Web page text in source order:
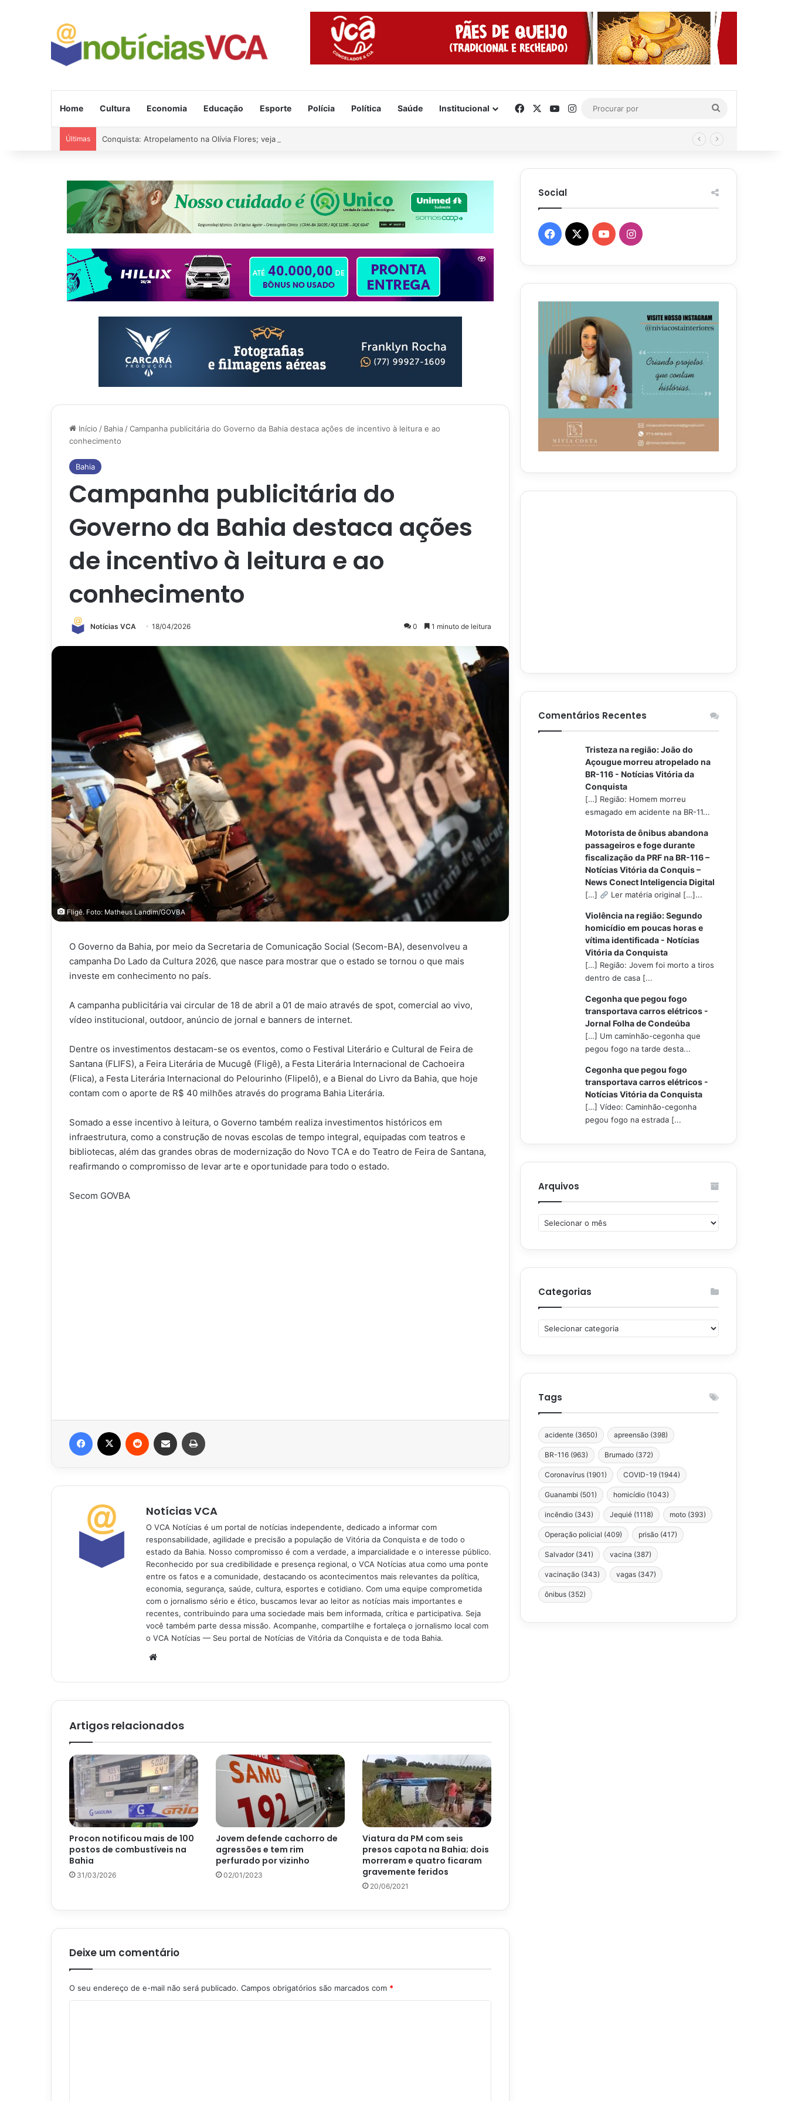
Home Cultura Economia Educação Esporte Polícia Política Saúde Institucional FacebookYouTube
Instagram
por
Últimas Conquista: Atropelamento na Olívia Flores; veja o vídeo
Início / Bahia /Campanha publicitária do Governo da Bahia destaca ações de incentivo à leitura e ao
conhecimento
Bahia
Campanha publicitária do
Governo da Bahia destaca ações
de incentivo à leitura e ao
conhecimento
Notícias VCA 18/04/2026 0 1 minuto de leitura
Fligê. Foto: Matheus Landim/GOVBA
O Governo da Bahia, por meio da Secretaria de Comunicação Social (Secom-BA), desenvolveu a
campanha Do Lado da Cultura 2026, que nasce para mostrar que o estado se tornou o que mais
investe em conhecimento no país.
A campanha publicitária vai circular de 18 de abril a 01 de maio através de spot, comercial ao vivo,
vídeo institucional, outdoor, anúncio de jornal e banners de internet.
Dentre os investimentos destacam-se os eventos, como o Festival Literário e Cultural de Feira de
Santana (FLIFS), a Feira Literária de Mucugê (Fligê), a Festa Literária Internacional de Cachoeira
(Flica), a Festa Literária Internacional do Pelourinho (Flipelô), e a Bienal do Livro da Bahia, que hoje
contam com o aporte de R$ 40 milhões através do programa Bahia Literária.
Somado a esse incentivo à leitura, o Governo também realiza investimentos históricos em
infraestrutura, como a construção de novas escolas de tempo integral, equipadas com teatros e
bibliotecas, além das grandes obras de modernização do Novo TCA e do Teatro de Feira de Santana,
reafirmando o compromisso de levar arte e oportunidade para todo o estado.
Secom GOVBA
Facebook Reddit Compartilhar via e-mail
Notícias VCA
O VCA Notícias é um portal de notícias independente, dedicado a informar com
responsabilidade, agilidade e precisão a população de Vitória da Conquista e de todo o
estado da Bahia. Nosso compromisso é com a verdade, a imparcialidade e o interesse público.
Reconhecido por sua credibilidade e presença regional, o VCA Notícias atua como uma ponte
entre os fatos e a comunidade, destacando os acontecimentos mais relevantes da política,
economia, segurança, saúde, cultura, esportes e cotidiano. Com uma equipe comprometida
com o jornalismo sério e ético, buscamos levar ao leitor as notícias mais importantes e
recentes, contribuindo para uma sociedade mais bem informada, crítica e participativa. Seja
você também parte dessa missão. Acompanhe, compartilhe e fortaleça o jornalismo local com
o VCA Notícias — Seu portal de Notícias de Vitória da Conquista e de toda Bahia.
Artigos relacionados
Procon notificou mais de 100
postos de combustíveis na
Bahia
31/03/2026
Jovem defende cachorro de
agressões e tem rim
perfurado por vizinho
02/01/2023
Viatura da PM com seis
presos capota na Bahia; dois
morreram e quatro ficaram
gravemente feridos
20/06/2021
Deixe um comentário
O seu endereço de e-mail não será publicado. Campos obrigatórios são marcados com *
Social
Facebook
X YouTubeInstagram
Comentários Recentes
Tristeza na região: João do
Açougue morreu atropelado na
BR-116 - Notícias Vitória da
Conquista
[…] Região: Homem morreu
esmagado em acidente na BR-11...
Motorista de ônibus abandona
passageiros e foge durante
fiscalização da PRF na BR-116 –
Notícias Vitória da Conquis –
News Conect Inteligencia Digital
[…] Ler matéria original […]...
Violência na região: Segundo
homicídio em poucas horas e
vítima identificada - Notícias
Vitória da Conquista
[…] Região: Jovem foi morto a tiros
dentro de casa [...
Cegonha que pegou fogo
transportava carros elétricos -
Jornal Folha de Condeúba
[…] Um caminhão-cegonha que
pegou fogo na tarde desta...
Cegonha que pegou fogo
transportava carros elétricos -
Notícias Vitória da Conquista
[…] Vídeo: Caminhão-cegonha
pegou fogo na estrada [...
Arquivos
Arquivos
Categorias
Categorias
Tags
acidente (3650) apreensão (398)
BR-116 (963) Brumado (372)
Coronavírus (1901) COVID-19 (1944)
Guanambi (501) homicídio (1043)
incêndio (343) Jequié (1118) moto (393)
Operação policial (409) prisão (417)
Salvador (341) vacina (387)
vacinação (343) vagas (347)
ônibus (352)